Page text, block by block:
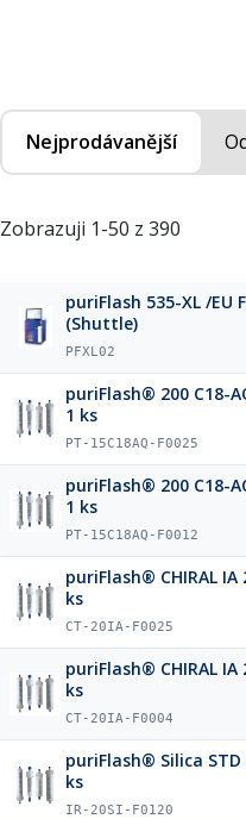
Nejprodávanější
Zobrazuji 1-50 z 390
puriFlash 535-XL /
(Shuttle)
PFXL02
puriFlash® 200 C18-
1 ks
PT-15C18AQ-F0025
puriFlash® 200 C18-
1 ks
PT-15C18AQ-F0012
puriFlash® CHIRAL
ks
CT-20IA-F0025
puriFlash® CHIRAL
ks
CT-20IA-F0004
puriFlash® Silica
ks
IR-20SI-F0120